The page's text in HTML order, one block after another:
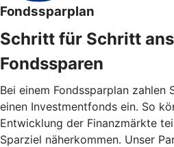
Fondssparplan
Schritt für Schritt
Fondssparen
Bei einem Fondssparplan zahlen
einen Investmentfonds ein. So
Entwicklung der Finanzmärkte
Sparziel näherkommen. Unser